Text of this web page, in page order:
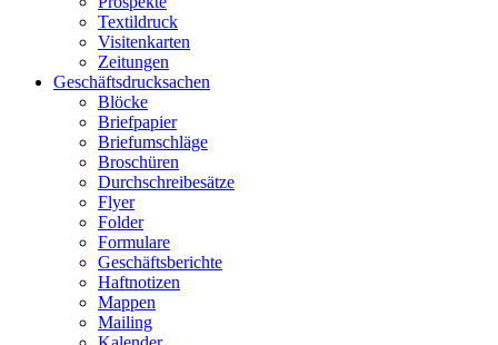
Textildruck
Visitenkarten
Zeitungen
Geschäftsdrucksachen
Blöcke
Briefpapier
Briefumschläge
Broschüren
Durchschreibesätze
Flyer
Folder
Formulare
Geschäftsberichte
Haftnotizen
Mappen
Mailing